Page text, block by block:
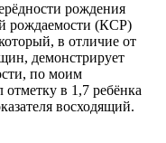
рождения
рождаемости (КСР)
в отличие от
демонстрирует
по моим
в 1,7 ребёнка
восходящий.